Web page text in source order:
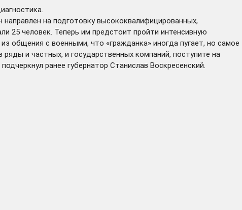
на подготовку высококвалифицированных,
25 человек. Теперь им предстоит пройти интенсивную
общения с военными, что «гражданка» иногда пугает, но самое
и частных, и государственных компаний, поступите на
ранее губернатор Станислав Воскресенский.